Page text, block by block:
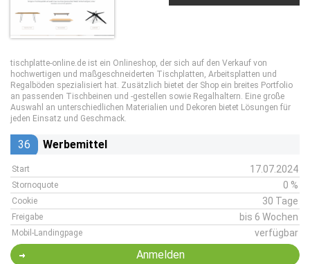
tischplatte-online.de ist ein Onlineshop, der sich auf den Verkauf von
hochwertigen und maßgeschneiderten Tischplatten, Arbeitsplatten und
Regalböden spezialisiert hat. Zusätzlich bietet der Shop ein breites Portfolio
an passenden Tischbeinen und -gestellen sowie Regalhaltern. Eine große
Auswahl an unterschiedlichen Materialien und Dekoren bietet Lösungen für
jeden Einsatz und Geschmack.
36 Werbemittel
Start 17.07.2024
Stornoquote 0 %
Cookie 30 Tage
Freigabe bis 6 Wochen
Mobil-Landingpage verfügbar
Anmelden